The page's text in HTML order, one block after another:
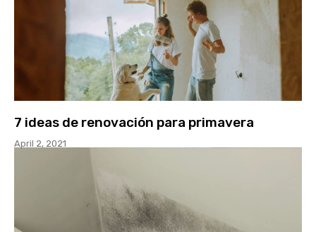
7 ideas de renovación para primavera
April 2, 2021